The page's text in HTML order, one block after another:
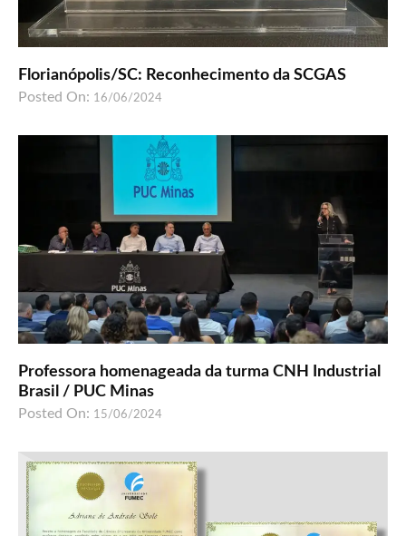
Florianópolis/SC: Reconhecimento da SCGAS
Posted On: 16/06/2024
Professora homenageada da turma CNH Industrial
Brasil / PUC Minas
Posted On: 15/06/2024